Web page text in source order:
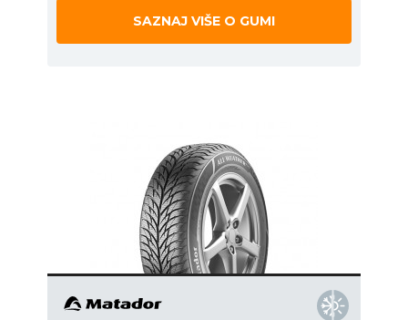
SAZNAJ VIŠE O GUMI